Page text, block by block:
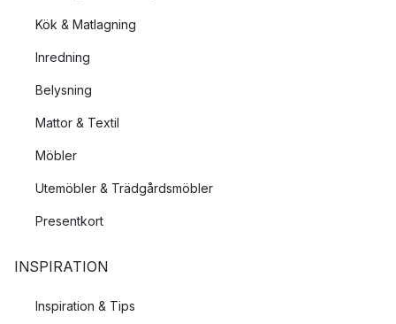
Kök & Matlagning
Inredning
Belysning
Mattor & Textil
Möbler
Utemöbler & Trädgårdsmöbler
Presentkort
INSPIRATION
Inspiration & Tips